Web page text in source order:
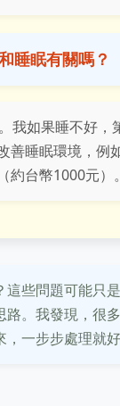
睡眠有關嗎？
我如果睡不好，
善睡眠環境，例
約台幣1000元）。
些問題可能只
路。我發現，很
一步步處理就好